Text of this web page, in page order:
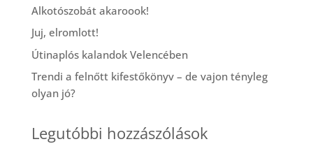
Alkotószobát akaroook!
Juj, elromlott!
Útinaplós kalandok Velencében
Trendi a felnőtt kifestőkönyv – de vajon tényleg
olyan jó?
Legutóbbi hozzászólások